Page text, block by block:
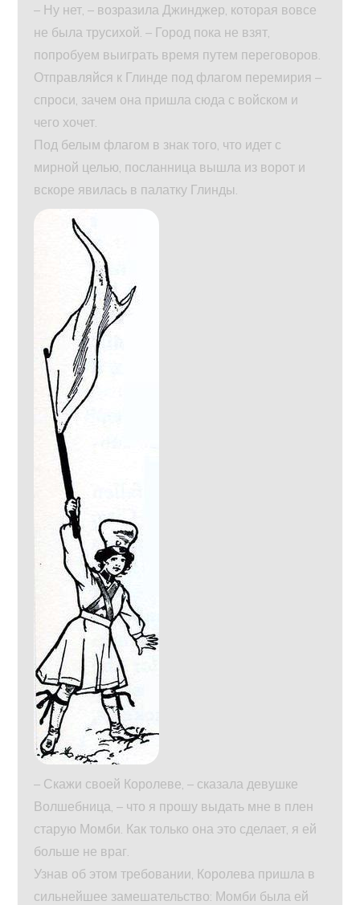
– Ну нет, – возразила Джинджер, которая вовсе
не была трусихой. – Город пока не взят,
попробуем выиграть время путем переговоров.
Отправляйся к Глинде под флагом перемирия –
спроси, зачем она пришла сюда с войском и
чего хочет.
Под белым флагом в знак того, что идет с
мирной целью, посланница вышла из ворот и
вскоре явилась в палатку Глинды.
– Скажи своей Королеве, – сказала девушке
Волшебница, – что я прошу выдать мне в плен
старую Момби. Как только она это сделает, я ей
больше не враг.
Узнав об этом требовании, Королева пришла в
сильнейшее замешательство: Момби была ей